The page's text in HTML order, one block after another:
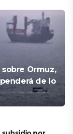
Ormuz,
de lo